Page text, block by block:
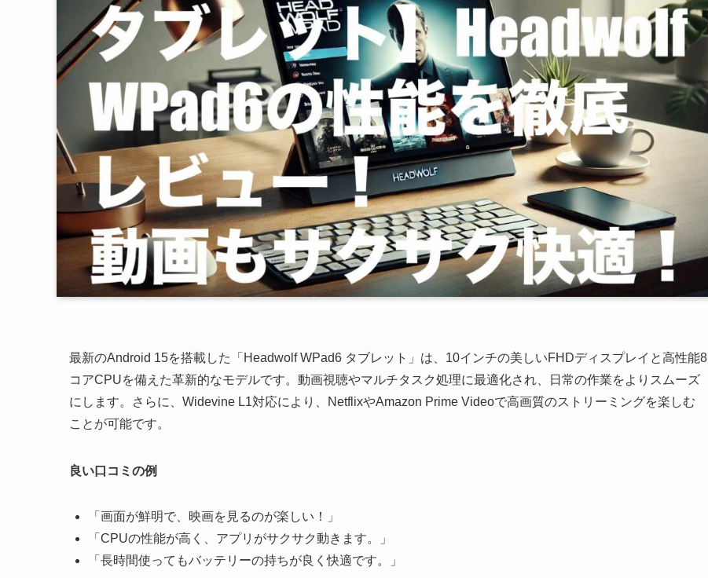
最新のAndroid 15を搭載した「Headwolf WPad6 タブレット」は、10インチの美しいFHDディスプレイと高性能8
コアCPUを備えた革新的なモデルです。動画視聴やマルチタスク処理に最適化され、日常の作業をよりスムーズ
にします。さらに、Widevine L1対応により、NetflixやAmazon Prime Videoで高画質のストリーミングを楽しむ
ことが可能です。
良い口コミの例
「画面が鮮明で、映画を見るのが楽しい！」
「CPUの性能が高く、アプリがサクサク動きます。」
「長時間使ってもバッテリーの持ちが良く快適です。」